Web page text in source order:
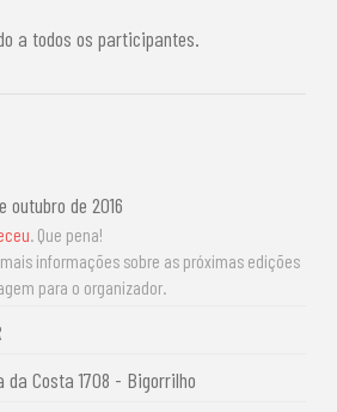
a todos os participantes.
outubro de 2016
. Que pena!
informações sobre as próximas edições
para o organizador.
da Costa 1708 - Bigorrilho